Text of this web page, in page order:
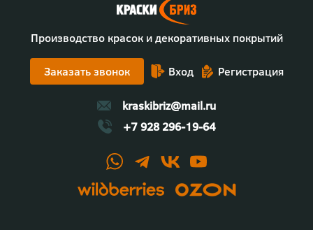
Производство красок и декоративных покрытий
Заказать звонок Вход Регистрация
kraskibriz@mail.ru
+7 928 296-19-64